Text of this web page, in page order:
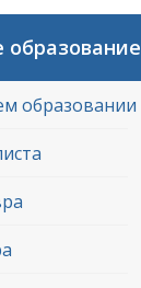
образовании